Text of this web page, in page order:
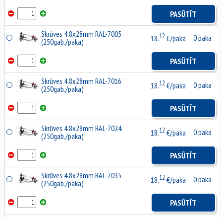
PASŪTĪT
Skrūves 4.8x28mm RAL-7005
(250gab./paka)
18.12€/paka 0 paka
PASŪTĪT
Skrūves 4.8x28mm RAL-7016
(250gab./paka)
18.12€/paka 0 paka
PASŪTĪT
Skrūves 4.8x28mm RAL-7024
(250gab./paka)
18.12€/paka 0 paka
PASŪTĪT
Skrūves 4.8x28mm RAL-7035
(250gab./paka)
18.12€/paka 0 paka
PASŪTĪT